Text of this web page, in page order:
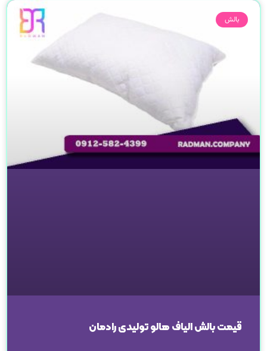
بالش
قیمت بالش الیاف هالو تولیدی رادمان